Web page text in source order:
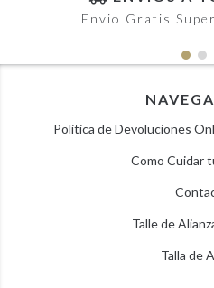
Envio Gratis
Politica de Devoluciones
Como Cuidar
Talle de
Talla de